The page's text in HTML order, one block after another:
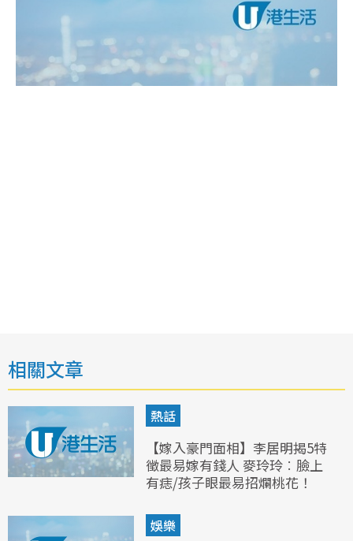
相關文章
熱話
【嫁入豪門面相】李居明揭5特
徵最易嫁有錢人 麥玲玲︰臉上
有痣/孩子眼最易招爛桃花！
娛樂